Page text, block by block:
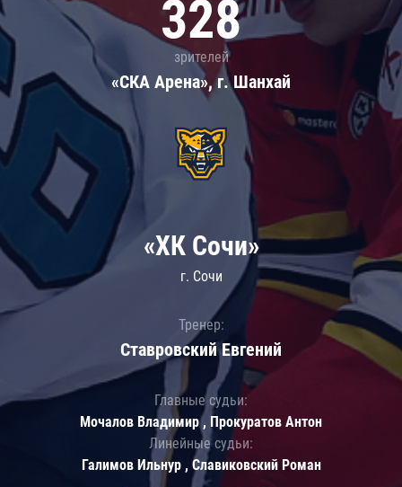
328
зрителей
«СКА Арена», г. Шанхай
«ХК Сочи»
г. Сочи
Тренер:
Ставровский Евгений
Главные судьи:
Мочалов Владимир , Прокуратов Антон
Линейные судьи:
Галимов Ильнур , Славиковский Роман